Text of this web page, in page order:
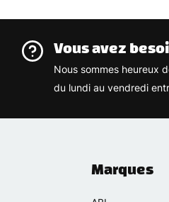
Vous avez
Nous sommes heureux
du lundi au vendredi
Marques